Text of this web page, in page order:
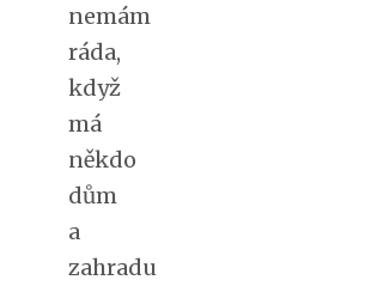
nemám
ráda,
když
má
někdo
dům
a
zahradu